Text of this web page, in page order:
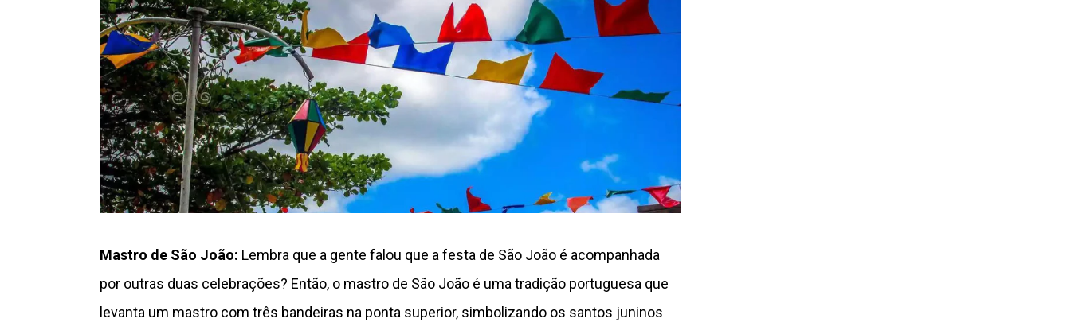
Mastro de São João: Lembra que a gente falou que a festa de São João é acompanhada
por outras duas celebrações? Então, o mastro de São João é uma tradição portuguesa que
levanta um mastro com três bandeiras na ponta superior, simbolizando os santos juninos